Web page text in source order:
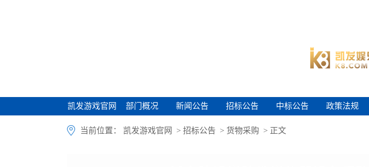
凯发游戏官网
凯发游戏官网 部门概况
部门概况 新闻公告
新闻公告 招标公告
招标公告 中标公告
中标公告 政策法规
政策法规
当前位置： 凯发游戏官网 > 招标公告 > 货物采购 > 正文